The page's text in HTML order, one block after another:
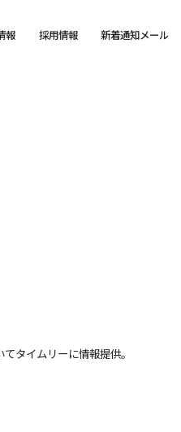
報 採用情報 新着通知メール
タイムリーに情報提供。